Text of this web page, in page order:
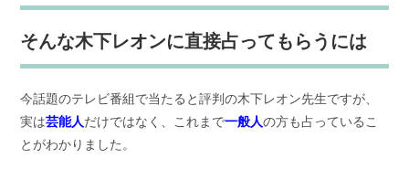
そんな木下レオンに直接占ってもらうには
今話題のテレビ番組で当たると評判の木下レオン先生ですが、
実は芸能人だけではなく、これまで一般人の方も占っているこ
とがわかりました。